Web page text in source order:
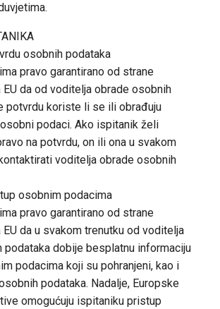
osobnih podataka
pravo garantirano od strane
da od voditelja obrade osobnih
potvrdu koriste li se ili obrađuju
podaci. Ako ispitanik želi
na potvrdu, on ili ona u svakom
voditelja obrade osobnih
osobnim podacima
pravo garantirano od strane
da u svakom trenutku od voditelja
podataka dobije besplatnu informaciju
podacima koji su pohranjeni, kao i
podataka. Nadalje, Europske
omogućuju ispitaniku pristup